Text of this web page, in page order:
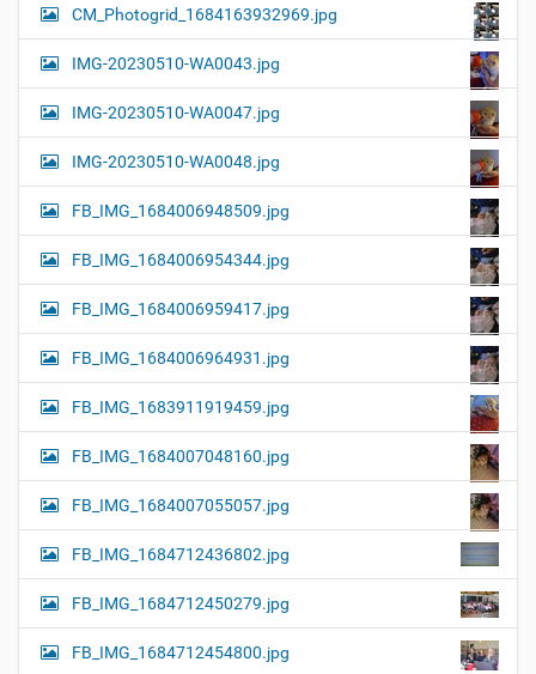
CM_Photogrid_1684163932969.jpg
IMG-20230510-WA0043.jpg
IMG-20230510-WA0047.jpg
IMG-20230510-WA0048.jpg
FB_IMG_1684006948509.jpg
FB_IMG_1684006954344.jpg
FB_IMG_1684006959417.jpg
FB_IMG_1684006964931.jpg
FB_IMG_1683911919459.jpg
FB_IMG_1684007048160.jpg
FB_IMG_1684007055057.jpg
FB_IMG_1684712436802.jpg
FB_IMG_1684712450279.jpg
FB_IMG_1684712454800.jpg